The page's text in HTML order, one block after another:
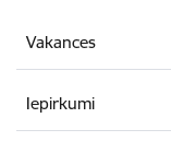
Vakances
Iepirkumi